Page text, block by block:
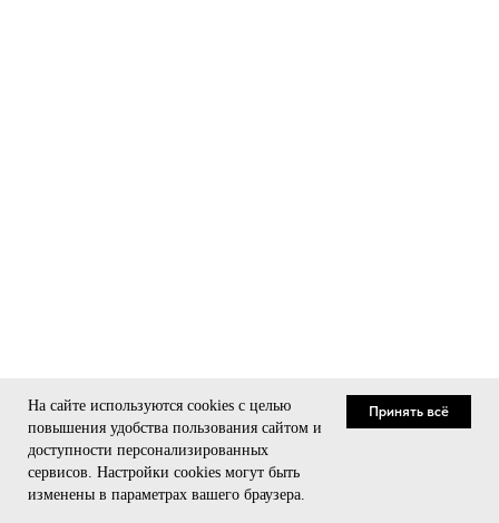
На сайте используются cookies с целью
повышения удобства пользования сайтом и
доступности персонализированных
сервисов. Настройки cookies могут быть
изменены в параметрах вашего браузера.
Принять всё